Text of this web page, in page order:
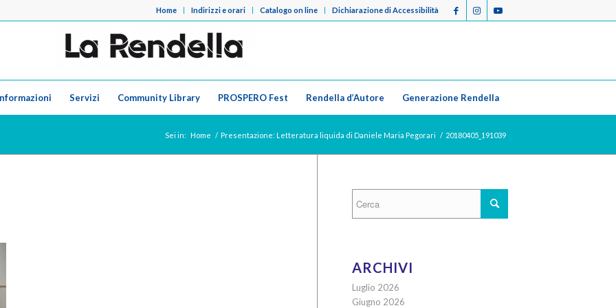
Home Indirizzi e orari Catalogo on line Dichiarazione di Accessibilità
Servizi Community Library PROSPERO Fest Rendella d’Autore Generazione Rendella
Sei in: Home / Presentazione: Letteratura liquida di Daniele Maria Pegorari / 20180405_191039
ARCHIVI
Luglio 2026
Giugno 2026